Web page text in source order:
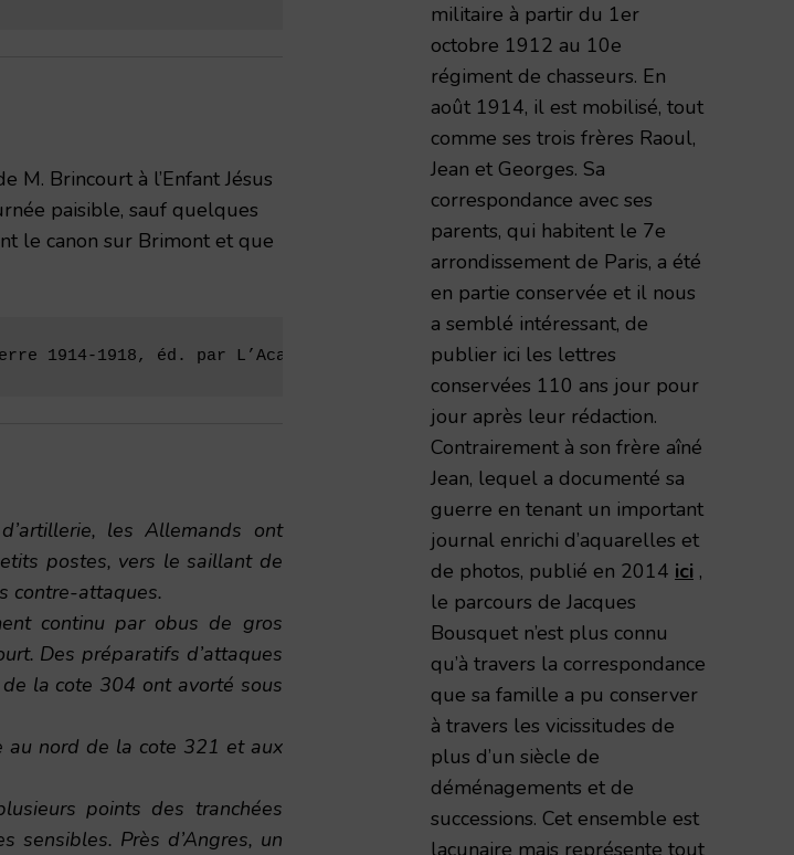
M. Brincourt à l’En­fant Jésus
paisible, sauf quelques
le canon sur Brimont et que
1914-1918, éd. par L’Académie Nationale de Reims – 1998 – TAR volume 173
les Allemands ont
postes, vers le saillant de
contre-attaques.
continu par obus de gros
Des préparatifs d’attaques
la cote 304 ont avorté sous
au nord de la cote 321 et aux
points des tranchées
sensibles. Près d’Angres, un
militaire à partir du 1er
octobre 1912 au 10e
régiment de chasseurs. En
août 1914, il est mobilisé, tout
comme ses trois frères Raoul,
Jean et Georges. Sa
correspondance avec ses
parents, qui habitent le 7e
arrondissement de Paris, a été
en partie conservée et il nous
a semblé intéressant, de
publier ici les lettres
conservées 110 ans jour pour
jour après leur rédaction.
Contrairement à son frère aîné
Jean, lequel a documenté sa
guerre en tenant un important
journal enrichi d’aquarelles et
de photos, publié en 2014 ici ,
le parcours de Jacques
Bousquet n’est plus connu
qu’à travers la correspondance
que sa famille a pu conserver
à travers les vicissitudes de
plus d’un siècle de
déménagements et de
successions. Cet ensemble est
lacunaire mais représente tout